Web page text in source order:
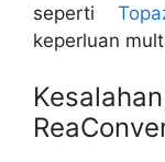
seperti
keperluan